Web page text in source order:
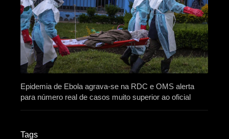
Epidemia de Ebola agrava-se na RDC e OMS alerta
para número real de casos muito superior ao oficial
Tags